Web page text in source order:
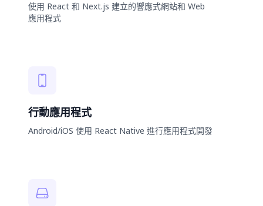
使用 React 和 Next.js 建立的響應式網站和 Web
應用程式
行動應用程式
Android/iOS 使用 React Native 進行應用程式開發